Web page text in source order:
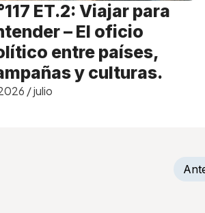
ET.2: Viajar para
– El oficio
entre países,
y culturas.
/ julio